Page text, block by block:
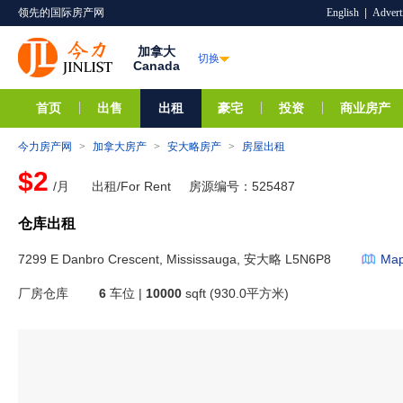
领先的国际房产网 English
加拿大
Canada
切换
首页 出售 出租 豪宅 投资 商业房产
今力房产网 > 加拿大房产 > 安大略房产 > 房屋出租
$2 /月 出租/For Rent 房源编号：525487
仓库出租
7299 E Danbro Crescent, Mississauga, 安大略 L5N6P8
厂房仓库 6 车位 | 10000 sqft (930.0平方米)